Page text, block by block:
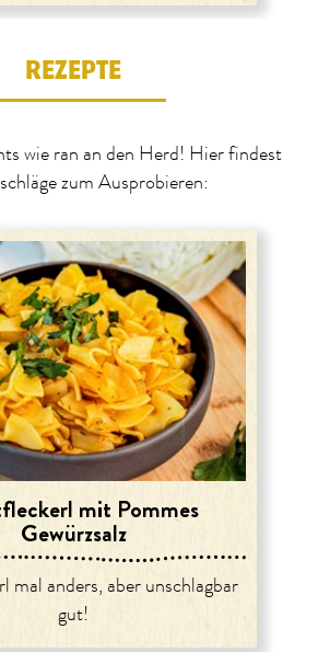
REZEPTE
wie ran an den Herd! Hier findest
zum Ausprobieren:
mit Pommes
Gewürzsalz
mal anders, aber unschlagbar
gut!